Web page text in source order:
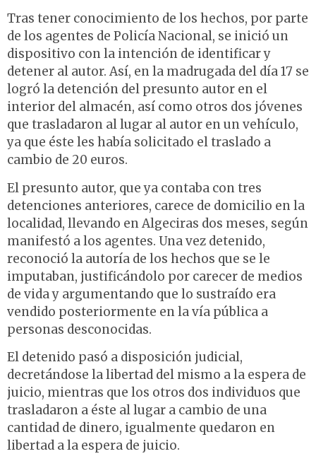
Tras tener conocimiento de los hechos, por parte
de los agentes de Policía Nacional, se inició un
dispositivo con la intención de identificar y
detener al autor. Así, en la madrugada del día 17 se
logró la detención del presunto autor en el
interior del almacén, así como otros dos jóvenes
que trasladaron al lugar al autor en un vehículo,
ya que éste les había solicitado el traslado a
cambio de 20 euros.
El presunto autor, que ya contaba con tres
detenciones anteriores, carece de domicilio en la
localidad, llevando en Algeciras dos meses, según
manifestó a los agentes. Una vez detenido,
reconoció la autoría de los hechos que se le
imputaban, justificándolo por carecer de medios
de vida y argumentando que lo sustraído era
vendido posteriormente en la vía pública a
personas desconocidas.
El detenido pasó a disposición judicial,
decretándose la libertad del mismo a la espera de
juicio, mientras que los otros dos individuos que
trasladaron a éste al lugar a cambio de una
cantidad de dinero, igualmente quedaron en
libertad a la espera de juicio.